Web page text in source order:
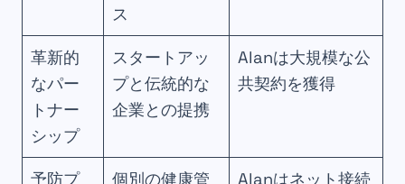
ス
革新的
なパー
トナー
シップ
スタートアッ
プと伝統的な
企業との提携
Alanは大規模な公
共契約を獲得
予防プ 個別の健康管 Alanはネット接続